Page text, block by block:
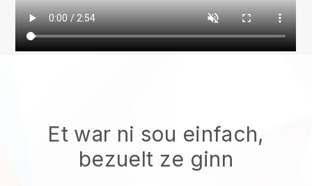
Et war ni sou einfach,
bezuelt ze ginn